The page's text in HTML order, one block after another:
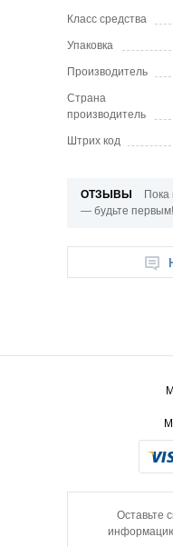
Класс средства
Упаковка
Производитель
Страна
производитель
Штрих код
ОТЗЫВЫ
Пока
— будьте первым!
Оставьте